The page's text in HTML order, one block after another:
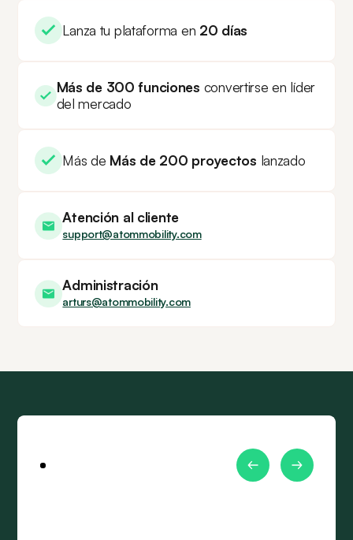
Lanza tu plataforma en 20 días
Más de 300 funciones convertirse en líder
del mercado
Más de Más de 200 proyectos lanzado
Atención al cliente
support@atommobility.com
Administración
arturs@atommobility.com